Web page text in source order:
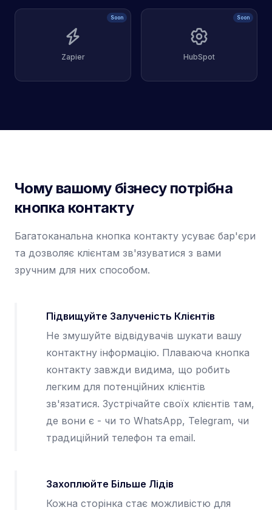
Soon
Zapier
Soon
HubSpot
Чому вашому бізнесу потрібна
кнопка контакту
Багатоканальна кнопка контакту усуває бар'єри
та дозволяє клієнтам зв'язуватися з вами
зручним для них способом.
Підвищуйте Залученість Клієнтів
Не змушуйте відвідувачів шукати вашу
контактну інформацію. Плаваюча кнопка
контакту завжди видима, що робить
легким для потенційних клієнтів
зв'язатися. Зустрічайте своїх клієнтів там,
де вони є - чи то WhatsApp, Telegram, чи
традиційний телефон та email.
Захоплюйте Більше Лідів
Кожна сторінка стає можливістю для